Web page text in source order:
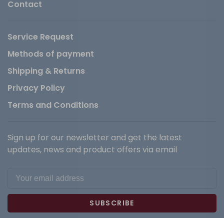
Contact
Service Request
Methods of payment
Shipping & Returns
Privacy Policy
Terms and Conditions
Sign up for our newsletter and get the latest
updates, news and product offers via email
SUBSCRIBE